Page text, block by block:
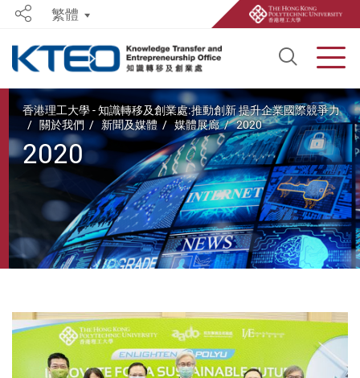
Open
Share繁體
Start main content
香港理工大學 - 知識轉移及創業處:推動創新 提升企業國際競爭力
關於我們
新聞及媒體 媒體展廊 2020
2020